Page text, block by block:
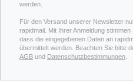
werden.
Für den Versand unserer Newsletter
rapidmail. Mit Ihrer Anmeldung stimmen
dass die eingegebenen Daten an
übermittelt werden. Beachten Sie bitte
AGB und Datenschutzbestimmungen.